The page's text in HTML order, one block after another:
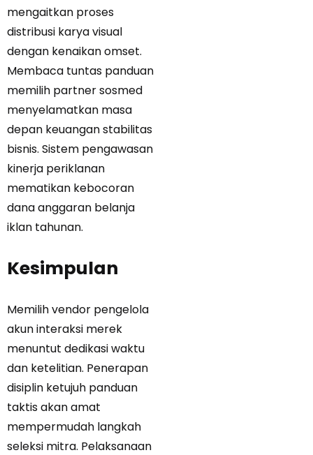
mengaitkan proses
distribusi karya visual
dengan kenaikan omset.
Membaca tuntas panduan
memilih partner sosmed
menyelamatkan masa
depan keuangan stabilitas
bisnis. Sistem pengawasan
kinerja periklanan
mematikan kebocoran
dana anggaran belanja
iklan tahunan.
Kesimpulan
Memilih vendor pengelola
akun interaksi merek
menuntut dedikasi waktu
dan ketelitian. Penerapan
disiplin ketujuh panduan
taktis akan amat
mempermudah langkah
seleksi mitra. Pelaksanaan